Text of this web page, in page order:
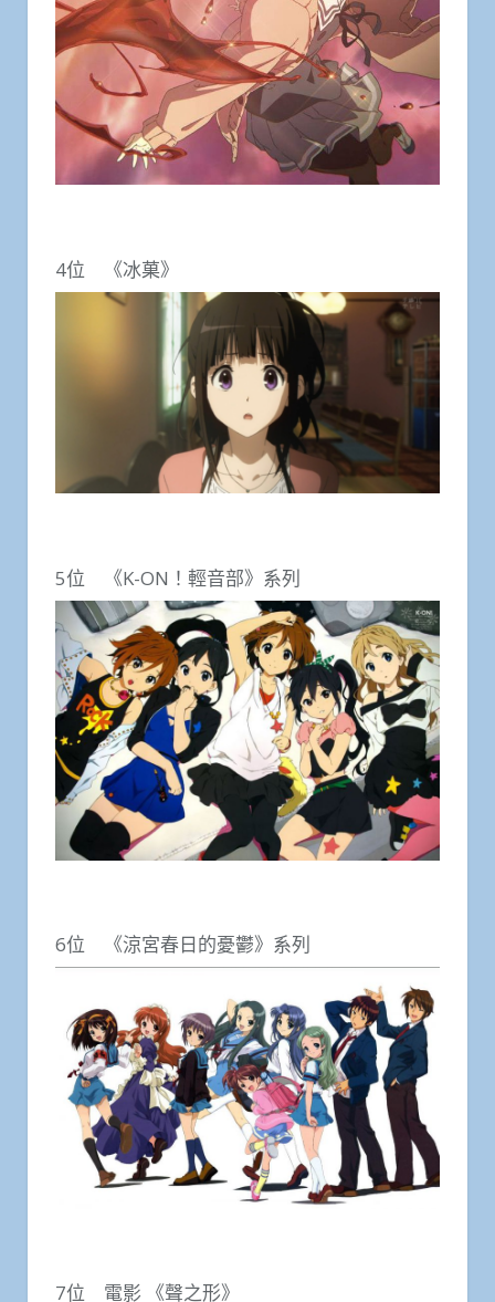
4位 《冰菓》
5位 《K-ON！輕音部》系列
6位 《涼宮春日的憂鬱》系列
7位 電影 《聲之形》